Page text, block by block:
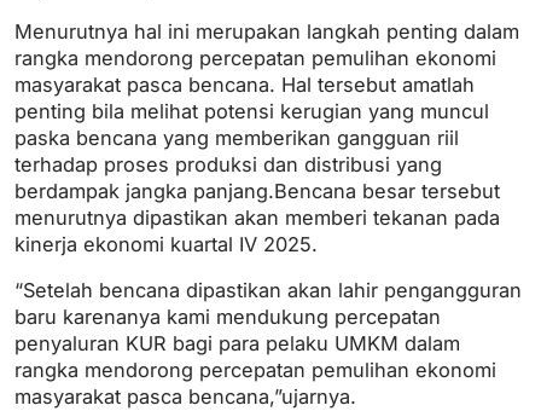
Menurutnya hal ini merupakan langkah penting dalam
rangka mendorong percepatan pemulihan ekonomi
masyarakat pasca bencana. Hal tersebut amatlah
penting bila melihat potensi kerugian yang muncul
paska bencana yang memberikan gangguan riil
terhadap proses produksi dan distribusi yang
berdampak jangka panjang.Bencana besar tersebut
menurutnya dipastikan akan memberi tekanan pada
kinerja ekonomi kuartal IV 2025.
“Setelah bencana dipastikan akan lahir pengangguran
baru karenanya kami mendukung percepatan
penyaluran KUR bagi para pelaku UMKM dalam
rangka mendorong percepatan pemulihan ekonomi
masyarakat pasca bencana,”ujarnya.